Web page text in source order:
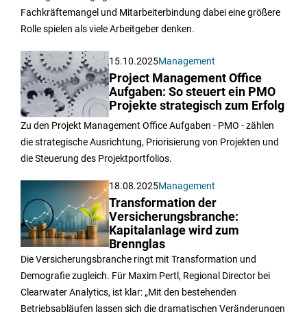
Fachkräftemangel und Mitarbeiterbindung dabei eine größere
Rolle spielen als viele Arbeitgeber denken.
15.10.2025Management
Project Management Office
Aufgaben: So steuert ein PMO
Projekte strategisch zum Erfolg
Zu den Projekt Management Office Aufgaben - PMO - zählen
die strategische Ausrichtung, Priorisierung von Projekten und
die Steuerung des Projektportfolios.
18.08.2025Management
Transformation der
Versicherungsbranche:
Kapitalanlage wird zum
Brennglas
Die Versicherungsbranche ringt mit Transformation und
Demografie zugleich. Für Maxim Pertl, Regional Director bei
Clearwater Analytics, ist klar: „Mit den bestehenden
Betriebsabläufen lassen sich die dramatischen Veränderungen